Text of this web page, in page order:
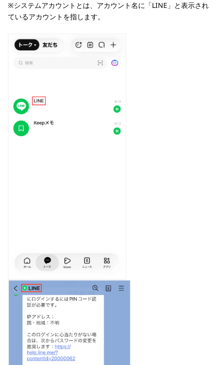
※システムアカウントとは、アカウント名に「LINE」と表示され
ているアカウントを指します。